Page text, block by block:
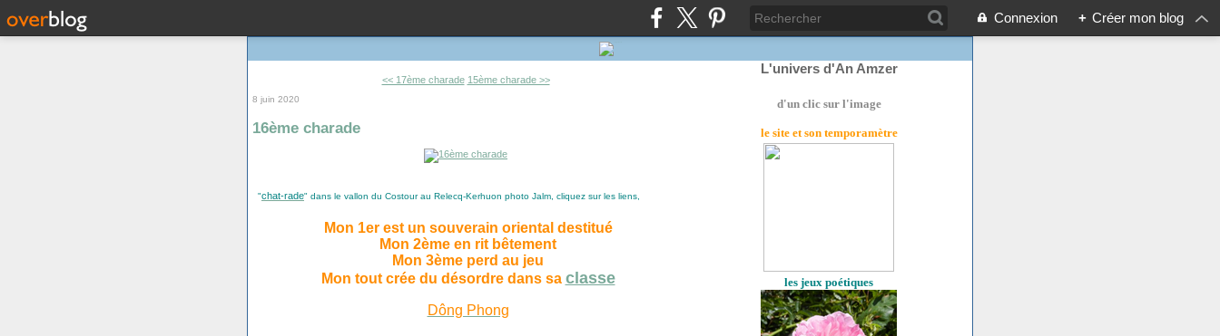
Connexion + Créer mon blog
<< 17ème charade 15ème charade >>
8 juin 2020
16ème charade
"chat-rade" dans le vallon du Costour au Relecq-Kerhuon photo Jalm, cliquez sur les liens,
Mon 1er est un souverain oriental destitué
Mon 2ème en rit bêtement
Mon 3ème perd au jeu
Mon tout crée du désordre dans sa classe
Dông Phong
L'univers d'An Amzer
d'un clic sur l'image
le site et son temporamètre
les jeux poétiques